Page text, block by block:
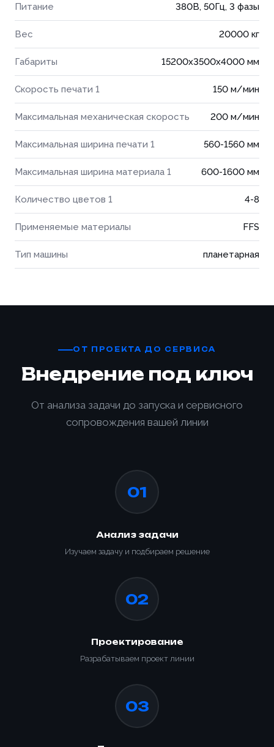
Питание 380В, 50Гц, 3 фазы
Вес 20000 кг
Габариты 15200x3500x4000 мм
Скорость печати 1 150 м/мин
Максимальная механическая скорость 200 м/мин
Максимальная ширина печати 1 560-1560 мм
Максимальная ширина материала 1 600-1600 мм
Количество цветов 1 4-8
Применяемые материалы FFS
Тип машины планетарная
ОТ ПРОЕКТА ДО СЕРВИСА
Внедрение под ключ
От анализа задачи до запуска и сервисного
сопровождения вашей линии
01
Анализ задачи
Изучаем задачу и подбираем решение
02
Проектирование
Разрабатываем проект линии
03